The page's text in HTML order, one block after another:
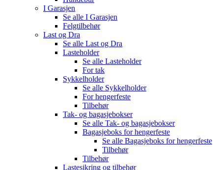
I Garasjen
Se alle I Garasjen
Felgtilbehør
Last og Dra
Se alle Last og Dra
Lasteholder
Se alle Lasteholder
For tak
Sykkelholder
Se alle Sykkelholder
For hengerfeste
Tilbehør
Tak- og bagasjebokser
Se alle Tak- og bagasjebokser
Bagasjeboks for hengerfeste
Se alle Bagasjeboks for hengerfeste
Tilbehør
Tilbehør
Lastesikring og tilbehør